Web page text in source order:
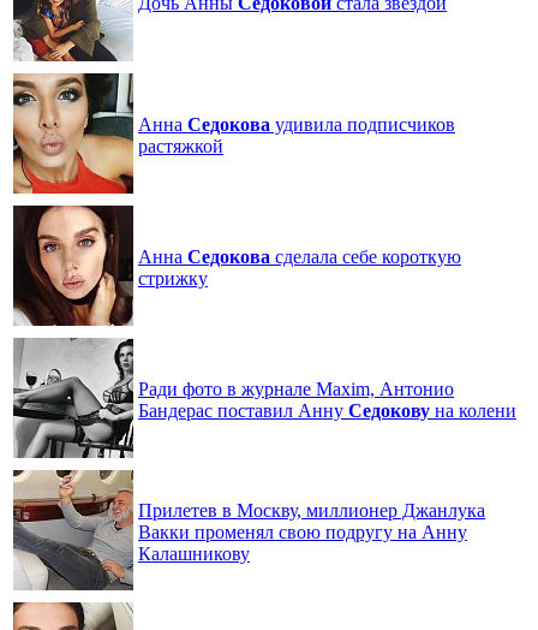
Анна Седокова удивила подписчиков
растяжкой
Анна Седокова сделала себе короткую
стрижку
Ради фото в журнале Maxim, Антонио
Бандерас поставил Анну Седокову на колени
Прилетев в Москву, миллионер Джанлука
Вакки променял свою подругу на Анну
Калашникову